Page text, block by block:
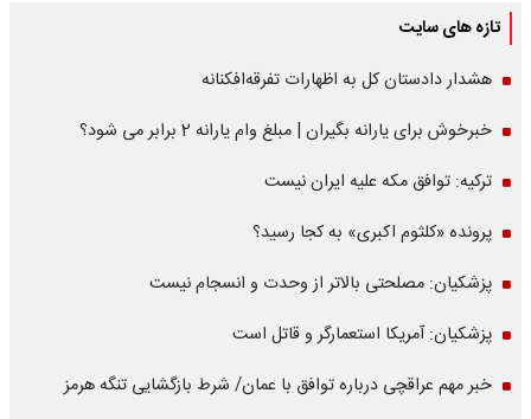
تازه های سایت
هشدار دادستان کل به اظهارات تفرقه‌افکنانه
خبرخوش برای یارانه بگیران | مبلغ وام یارانه 2 برابر می شود؟
ترکیه: توافق مکه علیه ایران نیست
پرونده «کلثوم اکبری» به کجا رسید؟
پزشکیان: مصلحتی بالاتر از وحدت و انسجام نیست
پزشکیان: آمریکا استعمارگر و قاتل است
خبر مهم عراقچی درباره توافق با عمان/ شرط بازگشایی تنگه هرمز